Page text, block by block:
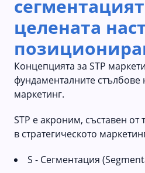
целената
Концепцията за STP
фундаменталните
маркетинг.
STP е акроним, съставен от
в стратегическото
S - Сегментация